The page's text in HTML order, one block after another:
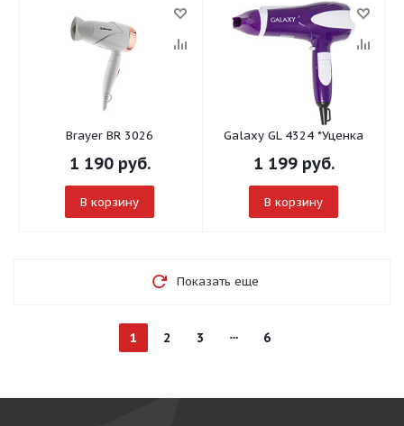
Brayer BR 3026
1 190руб.
В корзину
Galaxy GL 4324 *Уценка
1 199руб.
В корзину
Показать еще
1 2 3 6